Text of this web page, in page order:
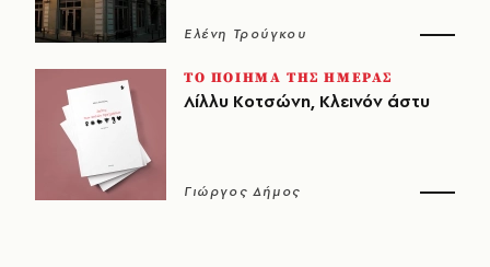
Ελένη Τρούγκου
ΤΟ ΠΟΙΗΜΑ ΤΗΣ ΗΜΕΡΑΣ
Λίλλυ Κοτσώνη, Κλεινόν άστυ
Γιώργος Δήμος